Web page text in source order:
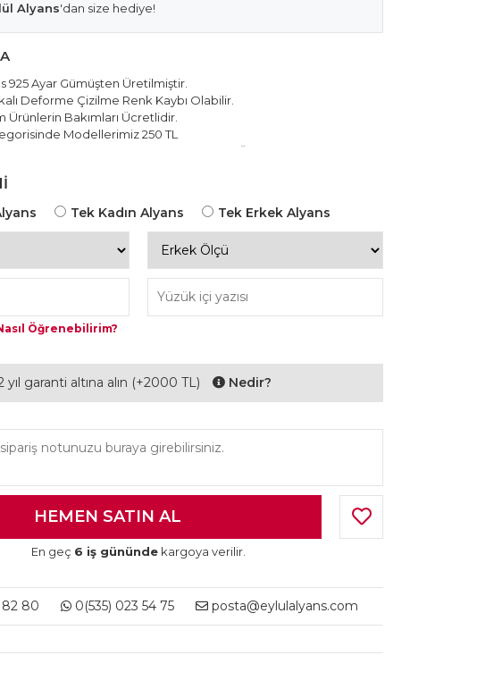
Alyans'dan size hediye!
925 Ayar Gümüşten Üretilmiştir.
Deforme Çizilme Renk Kaybı Olabilir.
Ürünlerin Bakımları Ücretlidir.
Modellerimiz 250 TL
ve Bileklik Modellerimiz 150 TL Sabit Ücret ile Hareket
Tek Kadın Alyans Tek Erkek Alyans
Öğrenebilirim?
2 yıl garanti altına alın (+2000 TL) Nedir?
En geç 6 iş gününde kargoya verilir.
82 80 0(535) 023 54 75 posta@eylulalyans.com